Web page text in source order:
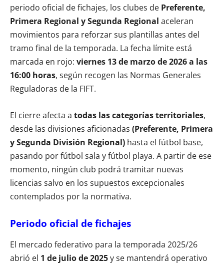
periodo oficial de fichajes, los clubes de Preferente,
Primera Regional y Segunda Regional aceleran
movimientos para reforzar sus plantillas antes del
tramo final de la temporada. La fecha límite está
marcada en rojo: viernes 13 de marzo de 2026 a las
16:00 horas, según recogen las Normas Generales
Reguladoras de la FIFT.
El cierre afecta a todas las categorías territoriales,
desde las divisiones aficionadas (Preferente, Primera
y Segunda División Regional) hasta el fútbol base,
pasando por fútbol sala y fútbol playa. A partir de ese
momento, ningún club podrá tramitar nuevas
licencias salvo en los supuestos excepcionales
contemplados por la normativa.
Periodo oficial de fichajes
El mercado federativo para la temporada 2025/26
abrió el 1 de julio de 2025y se mantendrá operativo